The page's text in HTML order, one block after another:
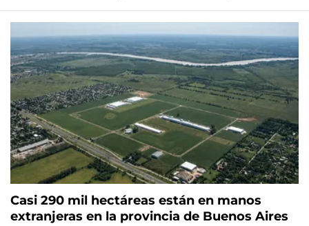
Casi 290 mil hectáreas están en manos
extranjeras en la provincia de Buenos Aires